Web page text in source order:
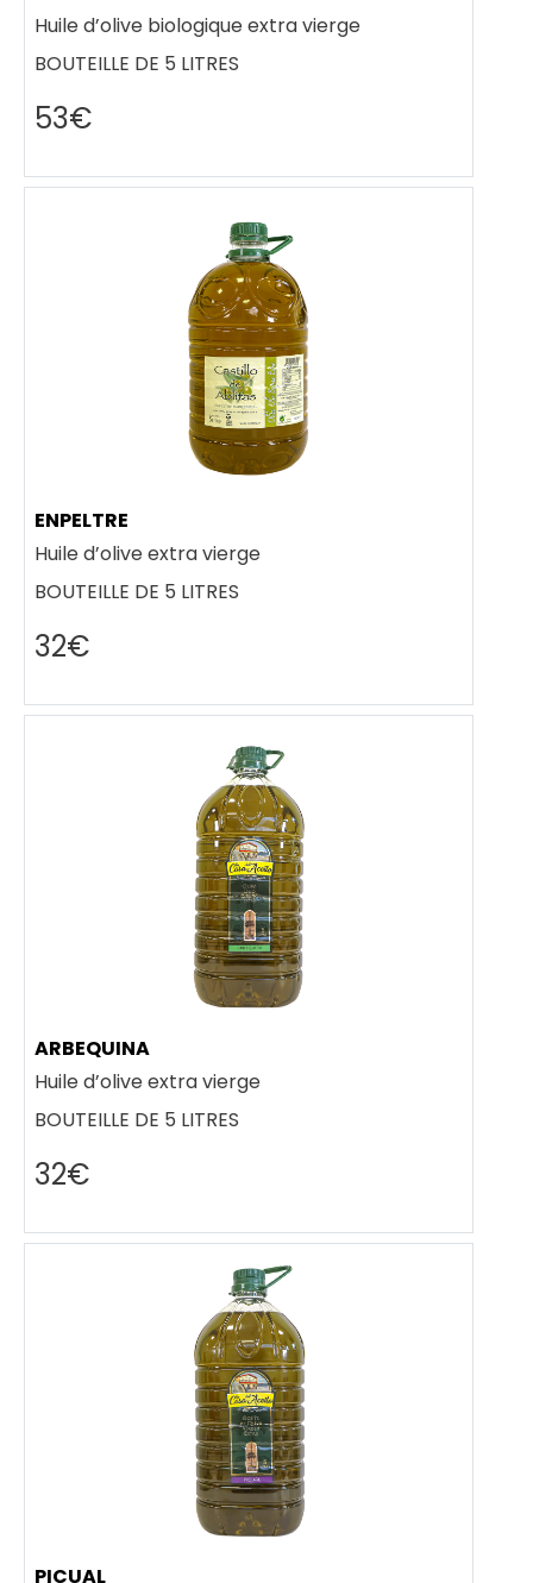
Huile d’olive biologique extra vierge
BOUTEILLE DE 5 LITRES
53€
ENPELTRE
Huile d’olive extra vierge
BOUTEILLE DE 5 LITRES
32€
ARBEQUINA
Huile d’olive extra vierge
BOUTEILLE DE 5 LITRES
32€
PICUAL